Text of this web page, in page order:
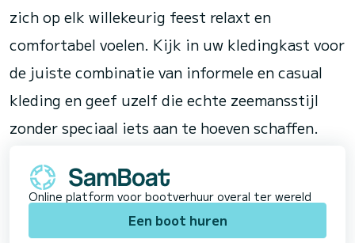
zich op elk willekeurig feest relaxt en
comfortabel voelen. Kijk in uw kledingkast voor
de juiste combinatie van informele en casual
kleding en geef uzelf die echte zeemansstijl
zonder speciaal iets aan te hoeven schaffen.
Online platform voor bootverhuur overal ter wereld
Een boot huren